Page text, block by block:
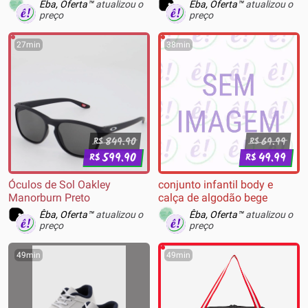
Êba, Oferta™atualizou o
preço
Êba, Oferta™atualizou o
preço
27min
R$849.90
R$599.90
Óculos de Sol Oakley
Manorburn Preto
Êba, Oferta™atualizou o
preço
38min
R$69.99
R$49.99
conjunto infantil body e
calça de algodão bege
Êba, Oferta™atualizou o
preço
49min 49min